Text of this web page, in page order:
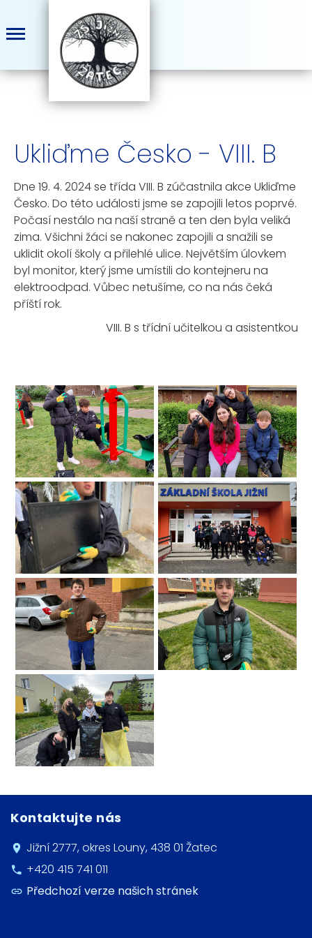
Ukliďme Česko - VIII. B
Dne 19. 4. 2024 se třída VIII. B zúčastnila akce Ukliďme
Česko. Do této události jsme se zapojili letos poprvé.
Počasí nestálo na naší straně a ten den byla veliká
zima. Všichni žáci se nakonec zapojili a snažili se
uklidit okolí školy a přilehlé ulice. Největším úlovkem
byl monitor, který jsme umístili do kontejneru na
elektroodpad. Vůbec netušíme, co na nás čeká
příští rok.
VIII. B s třídní učitelkou a asistentkou
Kontaktujte nás
Jižní 2777, okres Louny, 438 01 Žatec
+420 415 741 011
Předchozí verze našich stránek